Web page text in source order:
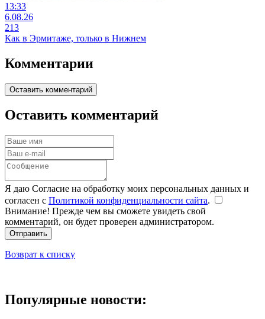
13:33
6.08.26
213
Как в Эрмитаже, только в Нижнем
Комментарии
Оставить комментарий
Оставить комментарий
Я даю Согласие на обработку моих персональных данных и
согласен с Политикой конфиденциальности сайта.
Внимание! Прежде чем вы сможете увидеть свой
комментарий, он будет проверен администратором.
Отправить
Возврат к списку
Популярные новости: